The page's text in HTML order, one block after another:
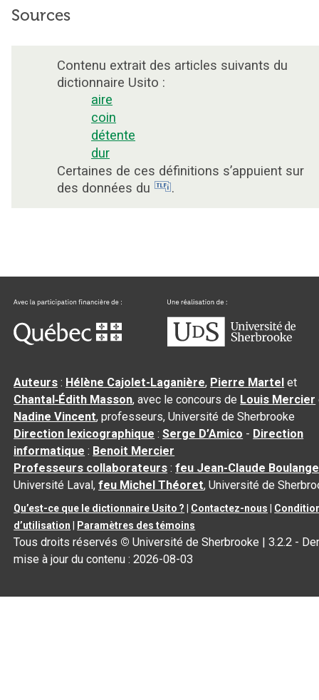
Sources
Contenu extrait des articles suivants du
dictionnaire Usito :
aire
coin
détente
dur
Certaines de ces définitions s’appuient sur
des données du
.
Auteurs : Hélène Cajolet-Laganière, Pierre Martel et
Chantal‑Édith Masson, avec le concours de Louis Mercier
Nadine Vincent, professeurs, Université de Sherbrooke
Direction lexicographique :Serge D’Amico - Direction
informatique : Benoit Mercier
Professeurs collaborateurs :feu Jean-Claude
Université Laval,feu Michel Théoret, Université de
Qu’est-ce que le dictionnaire Usito ? Contactez-nous
d’utilisation
Paramètres des témoins
Tous droits réservés © Université de Sherbrooke |3.2.2 -
mise à jour du contenu :2026-08-03